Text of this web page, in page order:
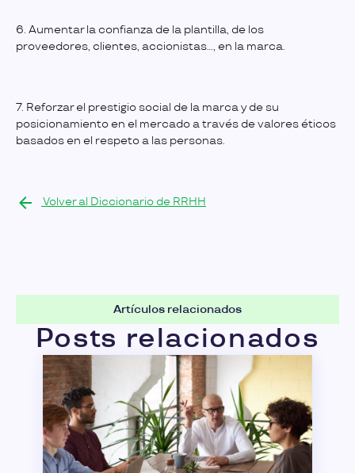
6. Aumentar la confianza de la plantilla, de los
proveedores, clientes, accionistas…, en la marca.
7. Reforzar el prestigio social de la marca y de su
posicionamiento en el mercado a través de valores éticos
basados en el respeto a las personas.
Volver al Diccionario de RRHH
Artículos relacionados
Posts relacionados